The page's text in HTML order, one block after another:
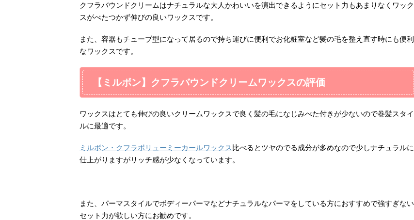
クフラバウンドクリームはナチュラルな大人かわいいを演出できるようにセット力もあまりなくワック
スがべたつかず伸びの良いワックスです。
また、容器もチューブ型になって居るので持ち運びに便利でお化粧室など髪の毛を整え直す時にも便利
なワックスです。
【ミルボン】クフラバウンドクリームワックスの評価
ワックスはとても伸びの良いクリームワックスで良く髪の毛になじみべた付きが少ないので巻髪スタイ
ルに最適です。
ミルボン・クフラボリューミーカールワックス 比べるとツヤのでる成分が多めなので少しナチュラルに
仕上がりますがリッチ感が少なくなっています。
また、パーマスタイルでボディーパーマなどナチュラルなパーマをしている方におすすめで強すぎない
セット力が欲しい方にお勧めです。